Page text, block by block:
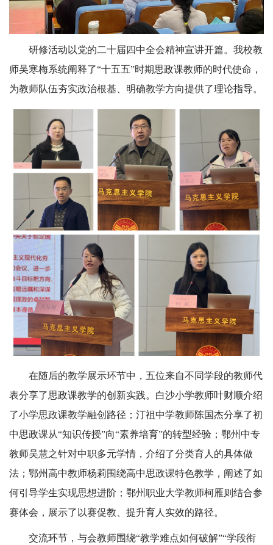
研修活动以党的二十届四中全会精神宣讲开篇。我校教
师吴寒梅系统阐释了“十五五”时期思政课教师的时代使命，
为教师队伍夯实政治根基、明确教学方向提供了理论指导。
在随后的教学展示环节中，五位来自不同学段的教师代
表分享了思政课教学的创新实践。白沙小学教师叶财顺介绍
了小学思政课教学融创路径；汀祖中学教师陈国杰分享了初
中思政课从“知识传授”向“素养培育”的转型经验；鄂州中专
教师吴慧之针对中职多元学情，介绍了分类育人的具体做
法；鄂州高中教师杨莉围绕高中思政课特色教学，阐述了如
何引导学生实现思想进阶；鄂州职业大学教师柯雁则结合参
赛体会，展示了以赛促教、提升育人实效的路径。
交流环节，与会教师围绕“教学难点如何破解”“学段衔